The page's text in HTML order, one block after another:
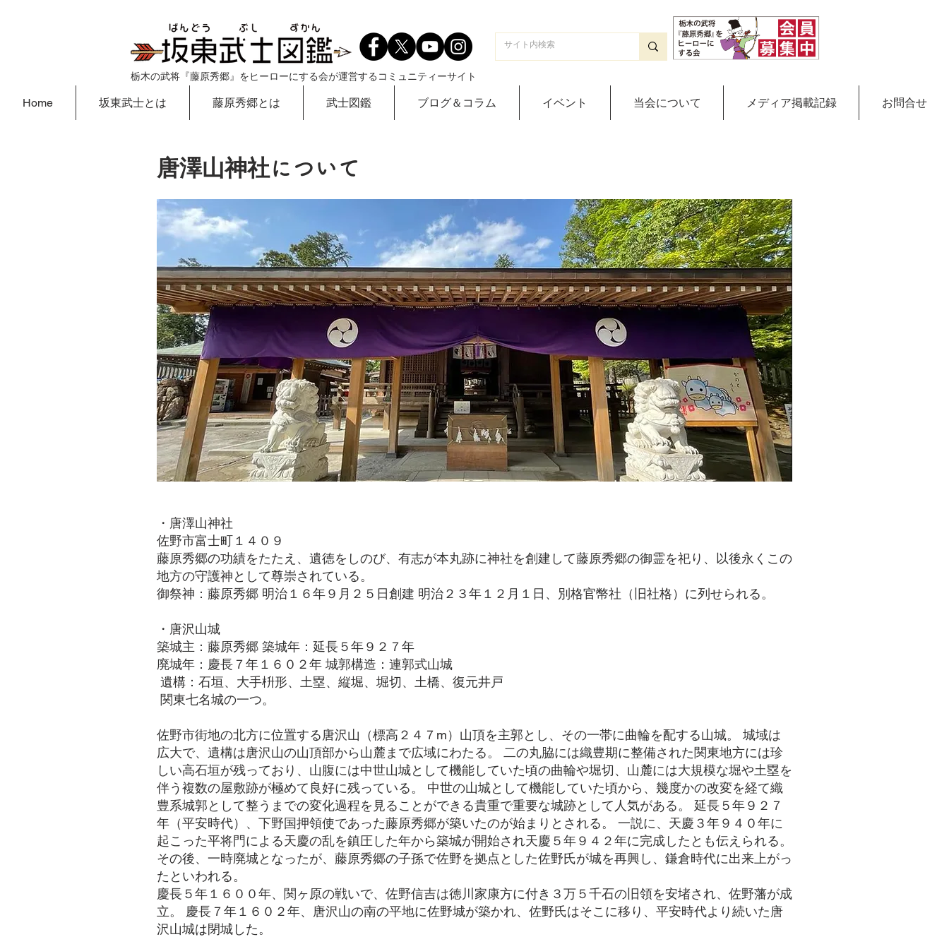
栃木の武将『藤原秀郷』をヒーローにする会が運営するコミュニティーサイト
Home 坂東武士とは 藤原秀郷とは 武士図鑑 ブログ＆コラム イベント 当会について メディア掲載記録 お問合せ
唐澤山神社について
・唐澤山神社
佐野市富士町１４０９
藤原秀郷の功績をたたえ、遺徳をしのび、有志が本丸跡に神社を創建して藤原秀郷の御霊を祀り、以後永くこの
地方の守護神として尊崇されている。
御祭神：藤原秀郷 明治１６年９月２５日創建 明治２３年１２月１日、別格官幣社（旧社格）に列せられる。
・唐沢山城​
築城主：藤原秀郷 築城年：延長５年９２７年
廃城年：慶長７年１６０２年 城郭構造：連郭式山城
遺構：石垣、大手枡形、土塁、縦堀、堀切、土橋、復元井戸
関東七名城の一つ。
佐野市街地の北方に位置する唐沢山（標高２４７m）山頂を主郭とし、その一帯に曲輪を配する山城。 城域は
広大で、遺構は唐沢山の山頂部から山麓まで広域にわたる。 二の丸脇には織豊期に整備された関東地方には珍
しい高石垣が残っており、山腹には中世山城として機能していた頃の曲輪や堀切、山麓には大規模な堀や土塁を
伴う複数の屋敷跡が極めて良好に残っている。 中世の山城として機能していた頃から、幾度かの改変を経て織
豊系城郭として整うまでの変化過程を見ることができる貴重で重要な城跡として人気がある。 延長５年９２７
年（平安時代）、下野国押領使であった藤原秀郷が築いたのが始まりとされる。 一説に、天慶３年９４０年に
起こった平将門による天慶の乱を鎮圧した年から築城が開始され天慶５年９４２年に完成したとも伝えられる。
その後、一時廃城となったが、藤原秀郷の子孫で佐野を拠点とした佐野氏が城を再興し、鎌倉時代に出来上がっ
たといわれる。
慶長５年１６００年、関ヶ原の戦いで、佐野信吉は徳川家康方に付き３万５千石の旧領を安堵され、佐野藩が成
立。 慶長７年１６０２年、唐沢山の南の平地に佐野城が築かれ、佐野氏はそこに移り、平安時代より続いた唐
沢山城は閉城した。